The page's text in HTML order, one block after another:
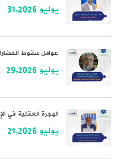
يوليو 31,2026
عوامل سقوط
يوليو 29,2026
الهجرة العقلية في
يوليو 21,2026